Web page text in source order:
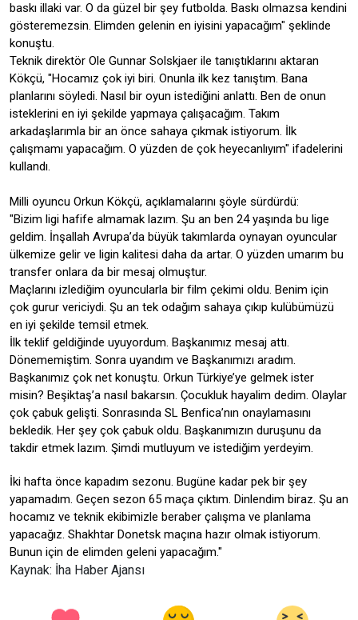
baskı illaki var. O da güzel bir şey futbolda. Baskı olmazsa kendini
gösteremezsin. Elimden gelenin en iyisini yapacağım" şeklinde
konuştu.
Teknik direktör Ole Gunnar Solskjaer ile tanıştıklarını aktaran
Kökçü, "Hocamız çok iyi biri. Onunla ilk kez tanıştım. Bana
planlarını söyledi. Nasıl bir oyun istediğini anlattı. Ben de onun
isteklerini en iyi şekilde yapmaya çalışacağım. Takım
arkadaşlarımla bir an önce sahaya çıkmak istiyorum. İlk
çalışmamı yapacağım. O yüzden de çok heyecanlıyım" ifadelerini
kullandı.
Milli oyuncu Orkun Kökçü, açıklamalarını şöyle sürdürdü:
"Bizim ligi hafife almamak lazım. Şu an ben 24 yaşında bu lige
geldim. İnşallah Avrupa’da büyük takımlarda oynayan oyuncular
ülkemize gelir ve ligin kalitesi daha da artar. O yüzden umarım bu
transfer onlara da bir mesaj olmuştur.
Maçlarını izlediğim oyuncularla bir film çekimi oldu. Benim için
çok gurur vericiydi. Şu an tek odağım sahaya çıkıp kulübümüzü
en iyi şekilde temsil etmek.
İlk teklif geldiğinde uyuyordum. Başkanımız mesaj attı.
Dönememiştim. Sonra uyandım ve Başkanımızı aradım.
Başkanımız çok net konuştu. Orkun Türkiye’ye gelmek ister
misin? Beşiktaş’a nasıl bakarsın. Çocukluk hayalim dedim. Olaylar
çok çabuk gelişti. Sonrasında SL Benfica’nın onaylamasını
bekledik. Her şey çok çabuk oldu. Başkanımızın duruşunu da
takdir etmek lazım. Şimdi mutluyum ve istediğim yerdeyim.
İki hafta önce kapadım sezonu. Bugüne kadar pek bir şey
yapamadım. Geçen sezon 65 maça çıktım. Dinlendim biraz. Şu an
hocamız ve teknik ekibimizle beraber çalışma ve planlama
yapacağız. Shakhtar Donetsk maçına hazır olmak istiyorum.
Bunun için de elimden geleni yapacağım."
Kaynak: İha Haber Ajansı